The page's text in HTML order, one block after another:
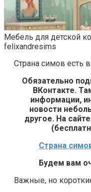
Мебель для детской
felixandresims
Страна симов есть
Обязательно
ВКонтакте.
информации,
новости
другое. На
Страна
Будем вам
Важные, но